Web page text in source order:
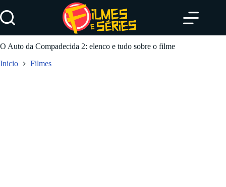
para
o
O Auto da Compadecida 2: elenco e tudo sobre o filme
Inicio Filmes